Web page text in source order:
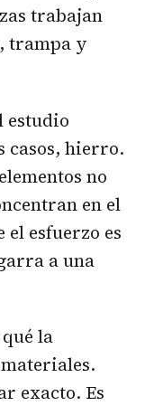
trabajan
trampa y
estudio
casos, hierro.
no
en el
esfuerzo es
a una
la
exacto. Es